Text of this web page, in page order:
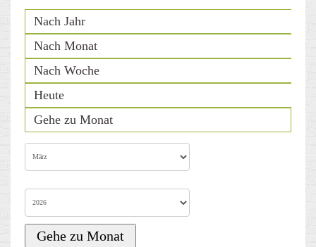
Nach Jahr
Nach Monat
Nach Woche
Heute
Gehe zu Monat
Gehe zu Monat